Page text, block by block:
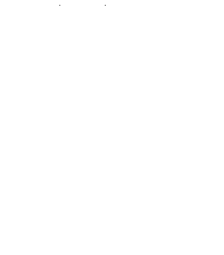
empreendimentos de Goiás.